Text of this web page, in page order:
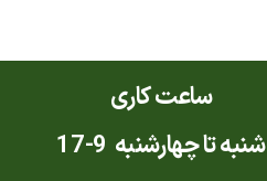
ساعت کاری
شنبه تا چهارشنبه 9-17